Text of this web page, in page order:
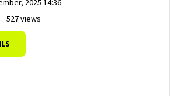
2025 14:36
527 views